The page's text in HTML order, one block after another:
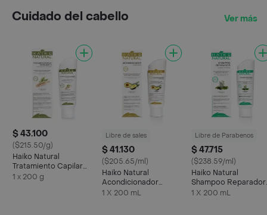
Cuidado del cabello Ver más
$ 43.100
($215.50/g)
Haiko Natural
Tratamiento Capilar
Revitalizante
1 x 200 g
Libre de sales
$ 41.130
($205.65/ml)
Haiko Natural
Acondicionador
Reparador
1 X 200 mL
Libre de Parabenos
$ 47.715
($238.59/ml)
Haiko Natural
Shampoo Reparador
Tomillo Romero
1 X 200 mL